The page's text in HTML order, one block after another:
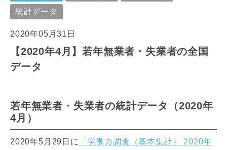
統計データ
2020年05月31日
【2020年4月】若年無業者・失業者の全国
データ
若年無業者・失業者の統計データ（2020年
4月）
2020年5月29日に
「労働力調査（基本集計） 2020年